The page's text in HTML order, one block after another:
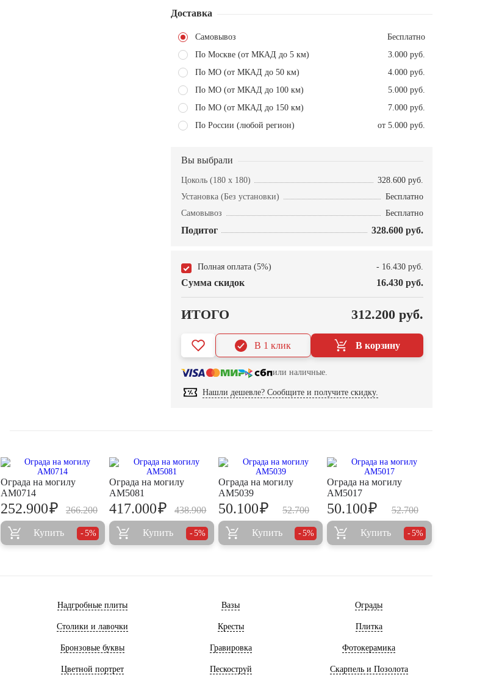
Доставка
Самовывоз
Бесплатно
По Москве (от МКАД до 5 км)
3.000 руб.
По МО (от МКАД до 50 км)
4.000 руб.
По МО (от МКАД до 100 км)
5.000 руб.
По МО (от МКАД до 150 км)
7.000 руб.
По России (любой регион)
от 5.000 руб.
Вы выбрали
Цоколь (180 x 180)
328.600 руб.
Установка (Без установки)
Бесплатно
Самовывоз
Бесплатно
Подитог 328.600 руб.
Полная оплата (5%) - 16.430 руб.
Сумма скидок 16.430 руб.
ИТОГО 312.200 руб.
В корзину
В 1 клик
или наличные.
Нашли дешевле? Сообщите и получите скидку.
Ограда на могилу
AM0714
266.200
252.900₽
Купить 5%
Ограда на могилу
AM5081
438.900
417.000₽
Купить 5%
Ограда на могилу
AM5039
52.700
50.100₽
Купить 5%
Ограда на могилу
AM5017
52.700
50.100₽
Купить 5%
Надгробные плиты Вазы Ограды
Столики и лавочки Кресты Плитка
Бронзовые буквы Гравировка Фотокерамика
Цветной портрет Пескоструй Скарпель и Позолота